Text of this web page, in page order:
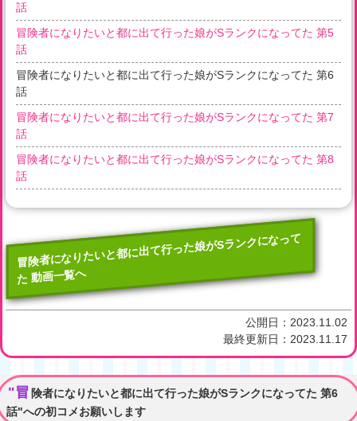
話
冒険者になりたいと都に出て行った娘がSランクになってた 第5
話
冒険者になりたいと都に出て行った娘がSランクになってた 第6
話
冒険者になりたいと都に出て行った娘がSランクになってた 第7
話
冒険者になりたいと都に出て行った娘がSランクになってた 第8
話
冒険者になりたいと都に出て行った娘がSランクになって
た 動画一覧へ
公開日： 2023.11.02
最終更新日： 2023.11.17
"冒 険者になりたいと都に出て行った娘がSランクになってた 第6
話"への初コメお願いします